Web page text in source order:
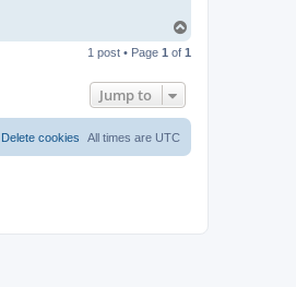
p
1 post • Page 1 of 1
Jump to
All times are UTC
Delete cookies